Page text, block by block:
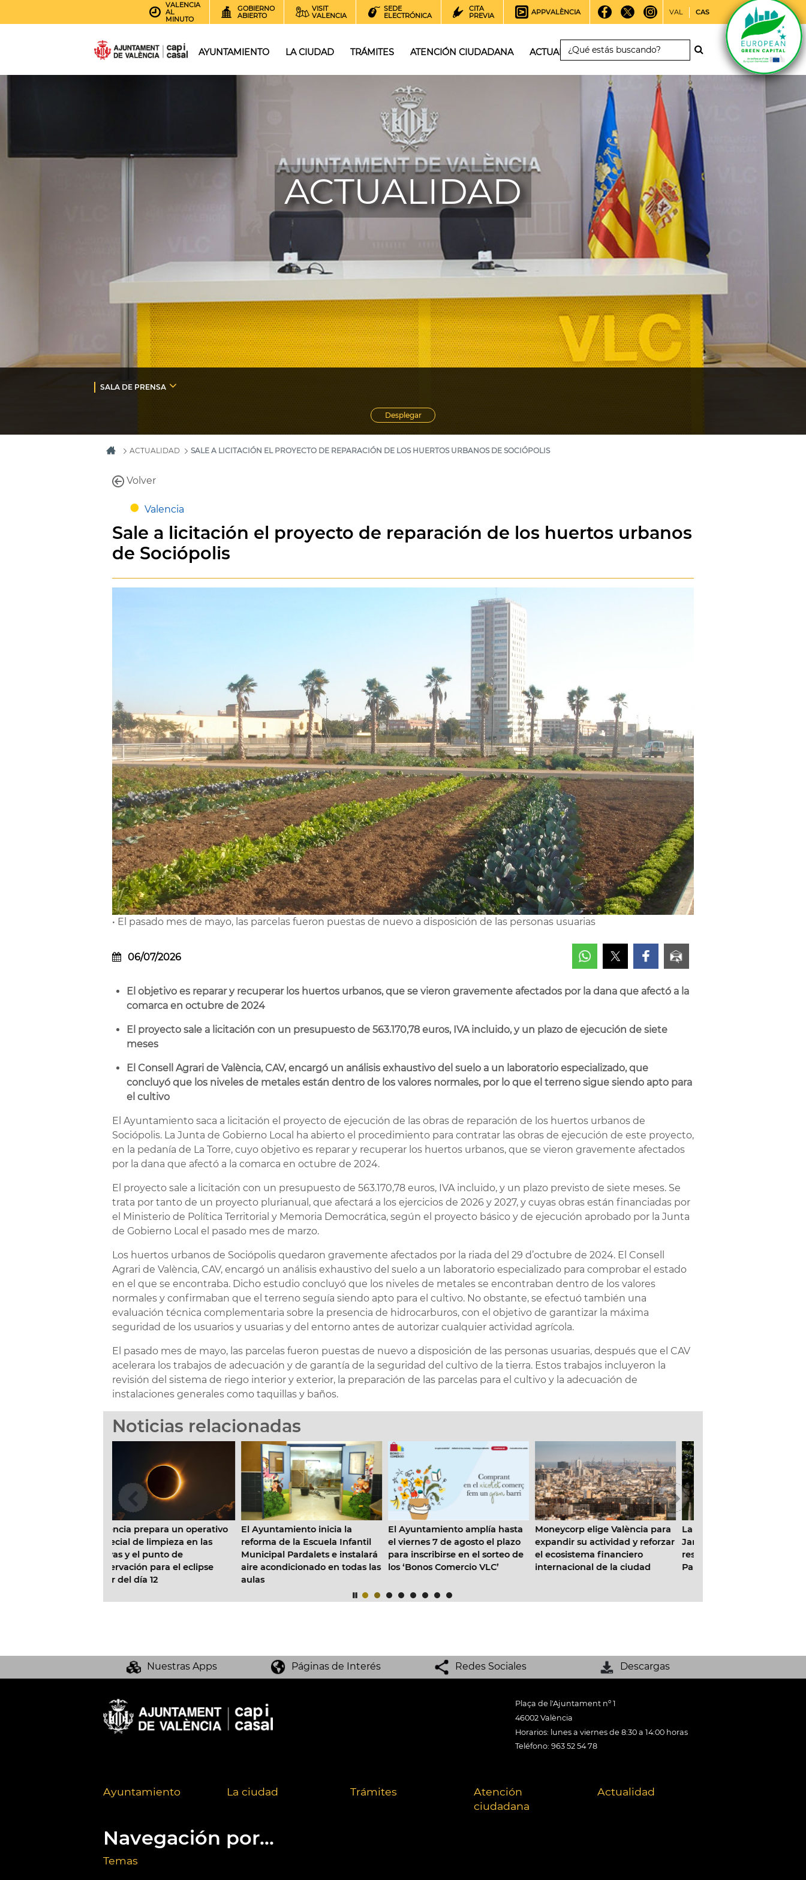
VALENCIA
AL
MINUTO
GOBIERNO
ABIERTO
VISIT
VALENCIA
SEDE
ELECTRÓNICA
CITA
PREVIA
APPVALÈNCIA VAL CAS
AYUNTAMIENTO LA CIUDAD TRÁMITES ATENCIÓN CIUDADANA ACTUALIDAD
ACTUALIDAD
SALA DE PRENSA
Desplegar
ACTUALIDAD SALE A LICITACIÓN EL PROYECTO DE REPARACIÓN DE LOS HUERTOS URBANOS DE SOCIÓPOLIS
Volver
Valencia
Sale a licitación el proyecto de reparación de los huertos urbanos
de Sociópolis
• El pasado mes de mayo, las parcelas fueron puestas de nuevo a disposición de las personas usuarias
06/07/2026
El objetivo es reparar y recuperar los huertos urbanos, que se vieron gravemente afectados por la dana que afectó a la
comarca en octubre de 2024
El proyecto sale a licitación con un presupuesto de 563.170,78 euros, IVA incluido, y un plazo de ejecución de siete
meses
El Consell Agrari de València, CAV,encargó un análisis exhaustivo del suelo a un laboratorio especializado, que
concluyó que los niveles de metales están dentro de los valores normales, por lo que el terreno sigue siendo apto para
el cultivo
El Ayuntamiento saca a licitación el proyecto de ejecución de las obras de reparación de los huertos urbanos de
Sociópolis. La Junta de Gobierno Local ha abierto el procedimiento para contratar las obras de ejecución de este proyecto,
en la pedanía de La Torre, cuyo objetivo es reparar y recuperar los huertos urbanos, que se vieron gravemente afectados
por la dana que afectó a la comarca en octubre de 2024.
El proyecto sale a licitación con un presupuesto de 563.170,78 euros, IVA incluido, y un plazo previsto de siete meses. Se
trata por tanto de un proyecto plurianual, que afectará a los ejercicios de 2026 y 2027, y cuyas obras están financiadas por
el Ministerio de Política Territorial y Memoria Democrática, según el proyecto básico y de ejecución aprobado por la Junta
de Gobierno Local el pasado mes de marzo.
Los huertos urbanos de Sociópolis quedaron gravemente afectados por la riada del 29 d’octubre de 2024. El Consell
Agrari de València, CAV, encargó un análisis exhaustivo del suelo a un laboratorio especializado para comprobar el estado
en el que se encontraba. Dicho estudio concluyó que los niveles de metales se encontraban dentro de los valores
normales y confirmaban que el terreno seguía siendo apto para el cultivo. No obstante, se efectuó también una
evaluación técnica complementaria sobre la presencia de hidrocarburos, con el objetivo de garantizar la máxima
seguridad de los usuarios y usuarias y del entorno antes de autorizar cualquier actividad agrícola.
El pasado mes de mayo, las parcelas fueron puestas de nuevo a disposición de las personas usuarias, después que el CAV
acelerara los trabajos de adecuación y de garantía de la seguridad del cultivo de la tierra. Estos trabajos incluyeron la
revisión del sistema de riego interior y exterior, la preparación de las parcelas para el cultivo y la adecuación de
instalaciones generales como taquillas y baños.
Noticias relacionadas
El Ayuntamiento inicia la
reforma de la Escuela Infantil
Municipal Pardalets e instalará
aire acondicionado en todas las
aulas
El Ayuntamiento amplía hasta
el viernes 7 de agosto el plazo
para inscribirse en el sorteo de
los ‘Bonos Comercio VLC’
Moneycorp elige València para
expandir su actividad y reforzar
el ecosistema financiero
internacional de la ciudad
La Concejalía de Parques y
Jardines culmina la
restauración del rocódromo del
Parc Central
Nuestras Apps Páginas de Interés Redes Sociales Descargas
Plaça de l'Ajuntament nº 1
46002 València
Horarios: lunes a viernes de 8:30 a 14:00 horas
Teléfono: 963 52 54 78
Ayuntamiento La ciudad Trámites
Atención
ciudadana
Actualidad
Navegación por...
Temas